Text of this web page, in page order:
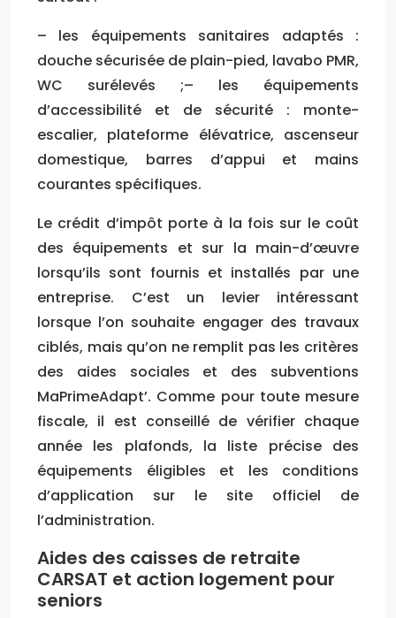
– les équipements sanitaires adaptés :
douche sécurisée de plain-pied, lavabo PMR,
WC surélevés ;– les équipements
d’accessibilité et de sécurité : monte-
escalier, plateforme élévatrice, ascenseur
domestique, barres d’appui et mains
courantes spécifiques.
Le crédit d’impôt porte à la fois sur le coût
des équipements et sur la main-d’œuvre
lorsqu’ils sont fournis et installés par une
entreprise. C’est un levier intéressant
lorsque l’on souhaite engager des travaux
ciblés, mais qu’on ne remplit pas les critères
des aides sociales et des subventions
MaPrimeAdapt’. Comme pour toute mesure
fiscale, il est conseillé de vérifier chaque
année les plafonds, la liste précise des
équipements éligibles et les conditions
d’application sur le site officiel de
l’administration.
Aides des caisses de retraite
CARSAT et action logement pour
seniors